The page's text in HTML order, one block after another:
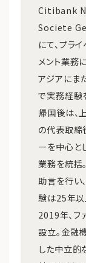
Citibank
Societe
にて、プラ
メント業務
アジアにま
で実務経験
帰国後は、
の代表取締
ーを中心と
業務を統括
助言を行い
験は25年以
2019年、フ
設立。金融
した中立的